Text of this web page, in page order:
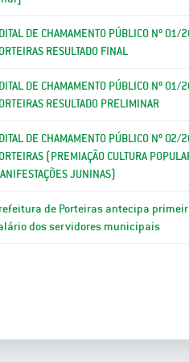
DE CHAMAMENTO PÚBLICO Nº 01/
RESULTADO FINAL
DE CHAMAMENTO PÚBLICO Nº 01/
RESULTADO PRELIMINAR
DE CHAMAMENTO PÚBLICO Nº
(PREMIAÇÃO CULTURA
JUNINAS)
de Porteiras antecipa
dos servidores municipais